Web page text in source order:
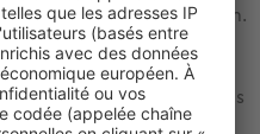
sur tous les types de bien.
de moins en moins de
terrasse ni d’espace
sur les maisons et les
les demandes sans